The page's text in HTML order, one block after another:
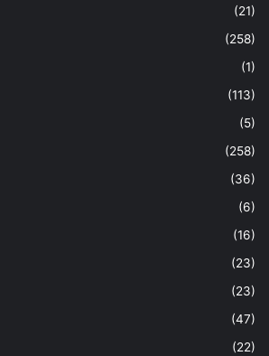
(21)
(258)
(1)
(113)
(5)
(258)
(36)
(6)
(16)
(23)
(23)
(47)
(22)